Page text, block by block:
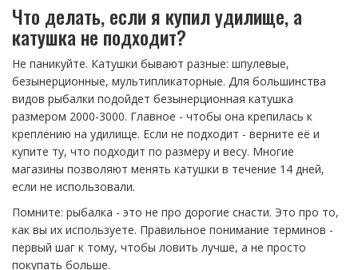
Что делать, если я купил удилище, а
катушка не подходит?
Не паникуйте. Катушки бывают разные: шпулевые,
безынерционные, мультипликаторные. Для большинства
видов рыбалки подойдет безынерционная катушка
размером 2000-3000. Главное - чтобы она крепилась к
креплению на удилище. Если не подходит - верните её и
купите ту, что подходит по размеру и весу. Многие
магазины позволяют менять катушки в течение 14 дней,
если не использовали.
Помните: рыбалка - это не про дорогие снасти. Это про то,
как вы их используете. Правильное понимание терминов -
первый шаг к тому, чтобы ловить лучше, а не просто
покупать больше.